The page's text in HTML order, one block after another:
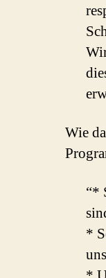
Wie
“*
*